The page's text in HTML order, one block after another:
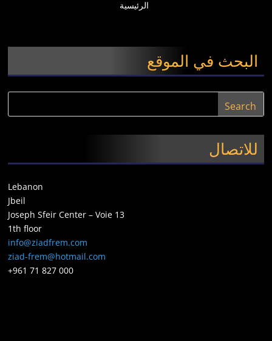
الرئيسية
البحث في الموقع
للاتصال
Lebanon
Jbeil
Joseph Sfeir Center – Voie 13
1th floor
info@ziadfrem.com
ziad-frem@hotmail.com
+961 71 827 000